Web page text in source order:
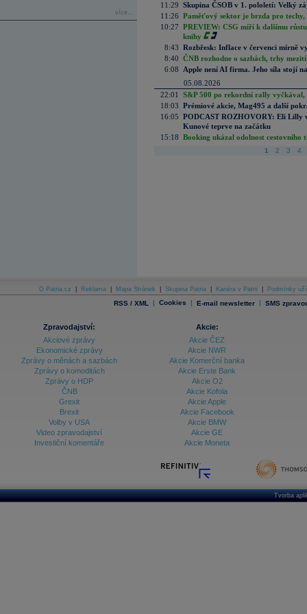
více...
11:29 Skupina ČSOB v 1. pololetí: Velký
11:26 Paměťový sektor je brzda pro techy,
10:27 PREVIEW: CSG míří k dalšímu
knihy
8:43 Rozbřesk: Inflace v červenci mírně
8:40 ČNB rozhodne o sazbách, trhy
6:08
Apple není AI firma. Jeho síla stojí
05.08.2026
22:01
S&P 500 po rekordní rally vyčkával,
18:03 Prémiové akcie, Mag495 a další
16:05 PODCAST ROZHOVORY: Eli Lilly
Kunové teprve na začátku
15:18 Booking ukázal odolnost cestovního
1 2 3 4
O Patria.cz Reklama Mapa Stránek Skupina Patria Kariéra v Patrii Podmínky
RSS / XML | Cookies | E-mail newsletter | SMS
Zpravodajství:
Akciové zprávy
Ekonomické zprávy
Zprávy o měnách a sazbách
Zprávy o komoditách
Zprávy o HDP
ČNB
Grexit
Brexit
Volby v USA
Video zpravodajství
Investiční komentáře
Akcie:
Akcie ČEZ
Akcie NWR
Akcie Komerční banka
Akcie Erste Bank
Akcie O2
Akcie Kofola
Akcie Apple
Akcie Facebook
Akcie BMW
Akcie GE
Akcie Moneta
Tvorba